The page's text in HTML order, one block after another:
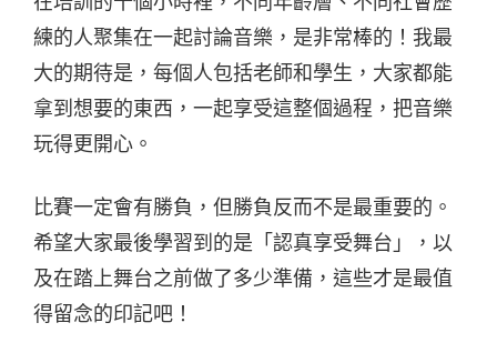
練的人聚集在一起討論音樂，是非常棒的！我最
大的期待是，每個人包括老師和學生，大家都能
拿到想要的東西，一起享受這整個過程，把音樂
玩得更開心。
比賽一定會有勝負，但勝負反而不是最重要的。
希望大家最後學習到的是「認真享受舞台」，以
及在踏上舞台之前做了多少準備，這些才是最值
得留念的印記吧！